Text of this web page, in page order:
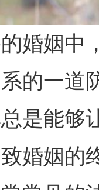
婚姻中
的一道
是能够
婚姻的